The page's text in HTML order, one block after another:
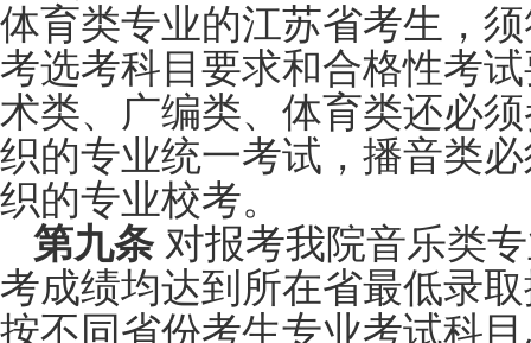
体育类专业的江苏省考生，
考选考科目要求和合格性考
术类、广编类、体育类还必
织的专业统一考试，播音类
织的专业校考。
第九条 对报考我院音乐类
考成绩均达到所在省最低录
按不同省份考生专业考试科